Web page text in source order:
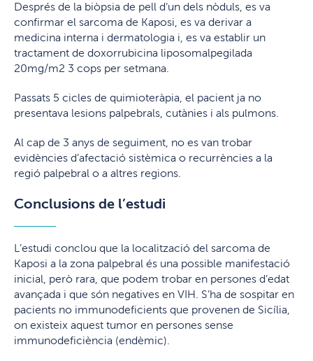
Després de la biòpsia de pell d’un dels nòduls, es va
confirmar el sarcoma de Kaposi, es va derivar a
medicina interna i dermatologia i, es va establir un
tractament de doxorrubicina liposomalpegilada
20mg/m2 3 cops per setmana.
Passats 5 cicles de quimioteràpia, el pacient ja no
presentava lesions palpebrals, cutànies i als pulmons.
Al cap de 3 anys de seguiment, no es van trobar
evidències d’afectació sistèmica o recurrències a la
regió palpebral o a altres regions.
Conclusions de l’estudi
L’estudi conclou que la localització del sarcoma de
Kaposi a la zona palpebral és una possible manifestació
inicial, però rara, que podem trobar en persones d’edat
avançada i que són negatives en VIH. S’ha de sospitar en
pacients no immunodeficients que provenen de Sicília,
on existeix aquest tumor en persones sense
immunodeficiència (endèmic).